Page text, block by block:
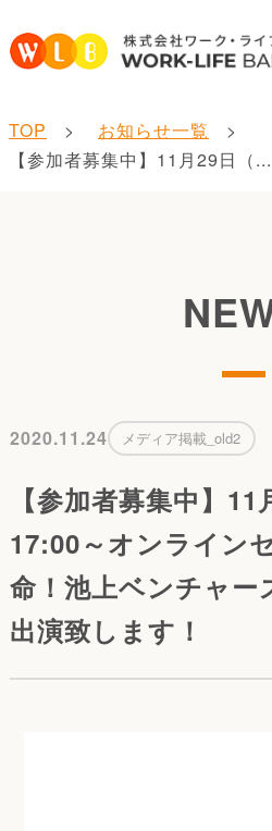
TOP
お知らせ一覧
【参加者募集中】11月29日（...
2020.11.24 メディア掲載_old2
【参加者募集中】11
17:00～オンライン
命！池上ベンチャー
出演致します！